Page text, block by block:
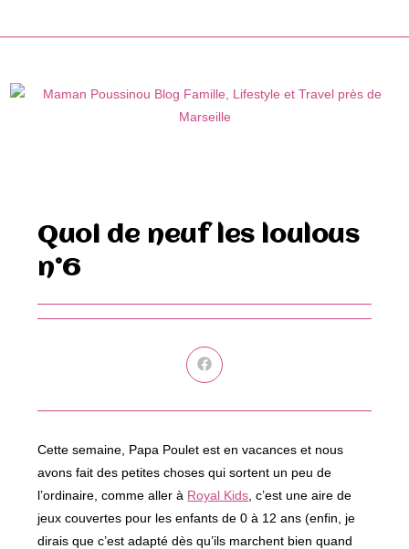
Quoi de neuf les loulous
n°6
Ouvrir
dans
autre
Cette semaine, Papa Poulet est en vacances et nous
avons fait des petites choses qui sortent un peu de
l’ordinaire, comme aller à Royal Kids , c’est une aire de
jeux couvertes pour les enfants de 0 à 12 ans (enfin, je
dirais que c’est adapté dès qu’ils marchent bien quand